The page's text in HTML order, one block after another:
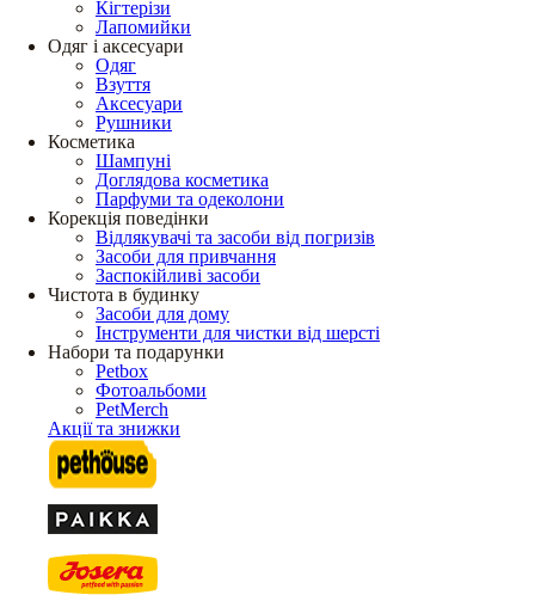
Кігтерізи
Лапомийки
Одяг і аксесуари
Одяг
Взуття
Аксесуари
Рушники
Косметика
Шампуні
Доглядова косметика
Парфуми та одеколони
Корекція поведінки
Відлякувачі та засоби від погризів
Засоби для привчання
Заспокійливі засоби
Чистота в будинку
Засоби для дому
Інструменти для чистки від шерсті
Набори та подарунки
Petbox
Фотоальбоми
PetMerch
Акції та знижки